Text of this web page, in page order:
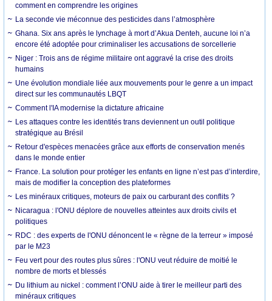
comment en comprendre les origines
La seconde vie méconnue des pesticides dans l’atmosphère
Ghana. Six ans après le lynchage à mort d’Akua Denteh, aucune loi n’a
encore été adoptée pour criminaliser les accusations de sorcellerie
Niger : Trois ans de régime militaire ont aggravé la crise des droits
humains
Une évolution mondiale liée aux mouvements pour le genre a un impact
direct sur les communautés LBQT
Comment l'IA modernise la dictature africaine
Les attaques contre les identités trans deviennent un outil politique
stratégique au Brésil
Retour d'espèces menacées grâce aux efforts de conservation menés
dans le monde entier
France. La solution pour protéger les enfants en ligne n’est pas d’interdire,
mais de modifier la conception des plateformes
Les minéraux critiques, moteurs de paix ou carburant des conflits ?
Nicaragua : l'ONU déplore de nouvelles atteintes aux droits civils et
politiques
RDC : des experts de l'ONU dénoncent le « règne de la terreur » imposé
par le M23
Feu vert pour des routes plus sûres : l'ONU veut réduire de moitié le
nombre de morts et blessés
Du lithium au nickel : comment l’ONU aide à tirer le meilleur parti des
minéraux critiques